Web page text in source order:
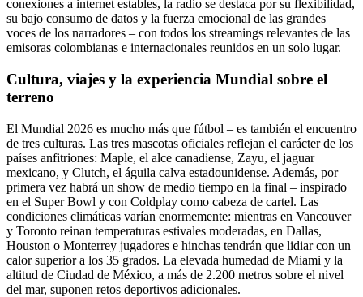
conexiones a internet estables, la radio se destaca por su flexibilidad,
su bajo consumo de datos y la fuerza emocional de las grandes
voces de los narradores – con todos los streamings relevantes de las
emisoras colombianas e internacionales reunidos en un solo lugar.
Cultura, viajes y la experiencia Mundial sobre el
terreno
El Mundial 2026 es mucho más que fútbol – es también el encuentro
de tres culturas. Las tres mascotas oficiales reflejan el carácter de los
países anfitriones: Maple, el alce canadiense, Zayu, el jaguar
mexicano, y Clutch, el águila calva estadounidense. Además, por
primera vez habrá un show de medio tiempo en la final – inspirado
en el Super Bowl y con Coldplay como cabeza de cartel. Las
condiciones climáticas varían enormemente: mientras en Vancouver
y Toronto reinan temperaturas estivales moderadas, en Dallas,
Houston o Monterrey jugadores e hinchas tendrán que lidiar con un
calor superior a los 35 grados. La elevada humedad de Miami y la
altitud de Ciudad de México, a más de 2.200 metros sobre el nivel
del mar, suponen retos deportivos adicionales.